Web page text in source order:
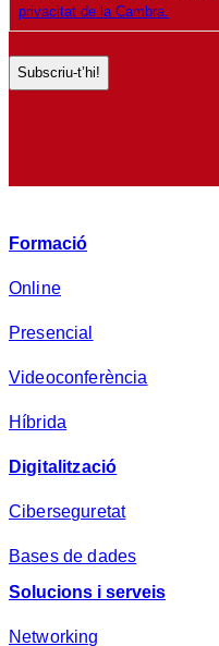
d
d
s
a
privacitat de la Cambra.
Formació
Online
Presencial
Videoconferència
Híbrida
Digitalització
Ciberseguretat
Bases de dades
Solucions i serveis
Networking